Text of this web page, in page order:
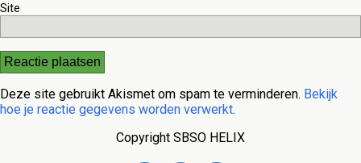
Site
Deze site gebruikt Akismet om spam te verminderen. Bekijk
hoe je reactie gegevens worden verwerkt.
Copyright SBSO HELIX